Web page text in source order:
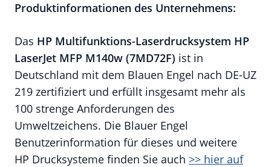
Produktinformationen des Unternehmens:
Das HP Multifunktions-Laserdrucksystem HP
LaserJet MFP M140w (7MD72F) ist in
Deutschland mit dem Blauen Engel nach DE-UZ
219 zertifiziert und erfüllt insgesamt mehr als
100 strenge Anforderungen des
Umweltzeichens. Die Blauer Engel
Benutzerinformation für dieses und weitere
HP Drucksysteme finden Sie auch >> hier auf